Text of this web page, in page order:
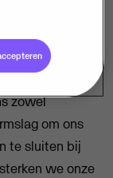
in
zowel
om ons
te sluiten bij
we onze